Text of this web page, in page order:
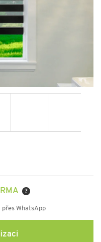
?
WhatsApp